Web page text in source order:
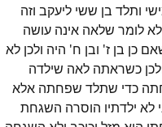
ותלד בן ששי ליעקב וזה
לומר שלאה אינה עושה
בן ז' ובן ח' היה ולכן לא
כשראתה לאה שילדה
כדי שתלד שפחתה אלא
ילדתיו הוסרה השגחת